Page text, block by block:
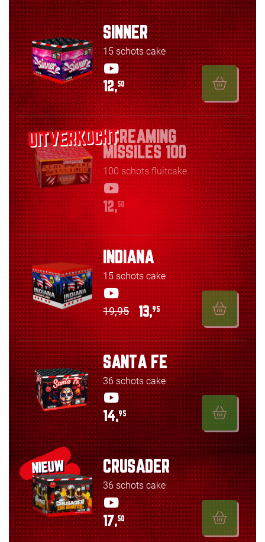
SINNER
15 schots cake
12,50
SCREAMING
MISSILES 100
100 schots fluitcake
12,50
INDIANA
15 schots cake
19,95 13,95
SANTA FE
36 schots cake
14,95
NIEUW CRUSADER
36 schots cake
17,50